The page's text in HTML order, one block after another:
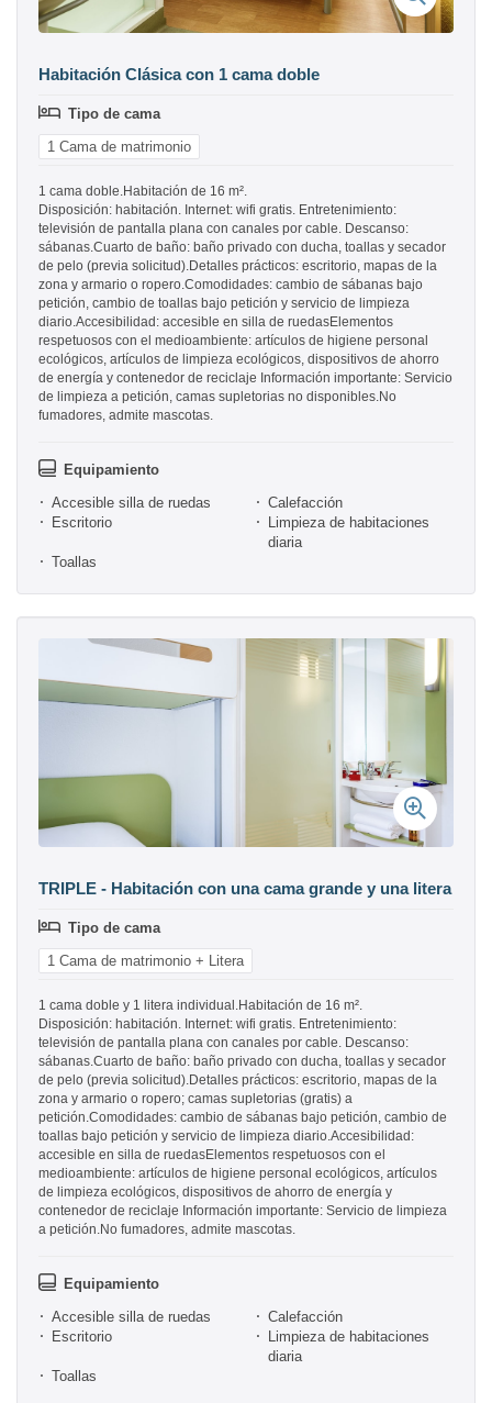
Habitación Clásica con 1 cama doble
Tipo de cama
1 Cama de matrimonio
1 cama doble.Habitación de 16 m².
Disposición: habitación. Internet: wifi gratis. Entretenimiento:
televisión de pantalla plana con canales por cable. Descanso:
sábanas.Cuarto de baño: baño privado con ducha, toallas y secador
de pelo (previa solicitud).Detalles prácticos: escritorio, mapas de la
zona y armario o ropero.Comodidades: cambio de sábanas bajo
petición, cambio de toallas bajo petición y servicio de limpieza
diario.Accesibilidad: accesible en silla de ruedasElementos
respetuosos con el medioambiente: artículos de higiene personal
ecológicos, artículos de limpieza ecológicos, dispositivos de ahorro
de energía y contenedor de reciclaje Información importante: Servicio
de limpieza a petición, camas supletorias no disponibles.No
fumadores, admite mascotas.
Equipamiento
Accesible silla de ruedas
Calefacción
Escritorio
Limpieza de habitaciones
diaria
Toallas
TRIPLE - Habitación con una cama grande y una litera
Tipo de cama
1 Cama de matrimonio + Litera
1 cama doble y 1 litera individual.Habitación de 16 m².
Disposición: habitación. Internet: wifi gratis. Entretenimiento:
televisión de pantalla plana con canales por cable. Descanso:
sábanas.Cuarto de baño: baño privado con ducha, toallas y secador
de pelo (previa solicitud).Detalles prácticos: escritorio, mapas de la
zona y armario o ropero; camas supletorias (gratis) a
petición.Comodidades: cambio de sábanas bajo petición, cambio de
toallas bajo petición y servicio de limpieza diario.Accesibilidad:
accesible en silla de ruedasElementos respetuosos con el
medioambiente: artículos de higiene personal ecológicos, artículos
de limpieza ecológicos, dispositivos de ahorro de energía y
contenedor de reciclaje Información importante: Servicio de limpieza
a petición.No fumadores, admite mascotas.
Equipamiento
Accesible silla de ruedas
Calefacción
Escritorio
Limpieza de habitaciones
diaria
Toallas